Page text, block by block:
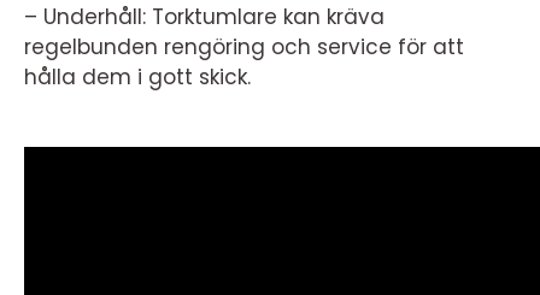
– Underhåll: Torktumlare kan kräva
regelbunden rengöring och service för att
hålla dem i gott skick.